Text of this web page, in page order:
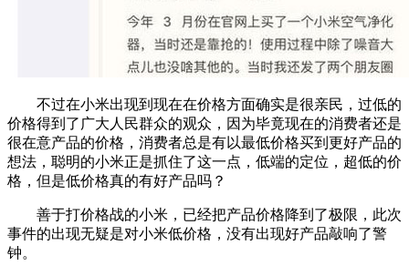
不过在小米出现到现在在价格方面确实是很亲民，过低的
价格得到了广大人民群众的观众，因为毕竟现在的消费者还是
很在意产品的价格，消费者总是有以最低价格买到更好产品的
想法，聪明的小米正是抓住了这一点，低端的定位，超低的价
格，但是低价格真的有好产品吗？
善于打价格战的小米，已经把产品价格降到了极限，此次
事件的出现无疑是对小米低价格，没有出现好产品敲响了警
钟。